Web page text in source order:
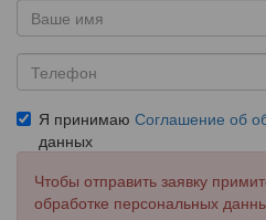
Я принимаю Соглашение об
данных
Чтобы отправить заявку
обработке персональных